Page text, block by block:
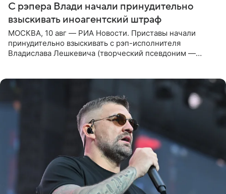
С рэпера Влади начали принудительно
взыскивать иноагентский штраф
МОСКВА, 10 авг — РИА Новости. Приставы начали
принудительно взыскивать с рэп-исполнителя
Владислава Лешкевича (творческий псевдоним —